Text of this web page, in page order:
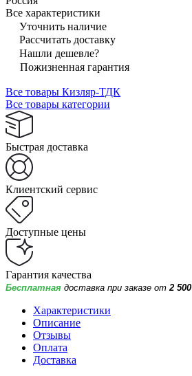
Все характеристики
Уточнить наличие
Рассчитать доставку
Нашли дешевле?
Пожизненная гарантия
Все товары Кизляр-ТДК
Все товары категории
Быстрая доставка
Клиентский сервис
Доступные цены
Гарантия качества
Бесплатная доставка при заказе от 2 500
Характеристики
Описание
Отзывы
Оплата
Доставка